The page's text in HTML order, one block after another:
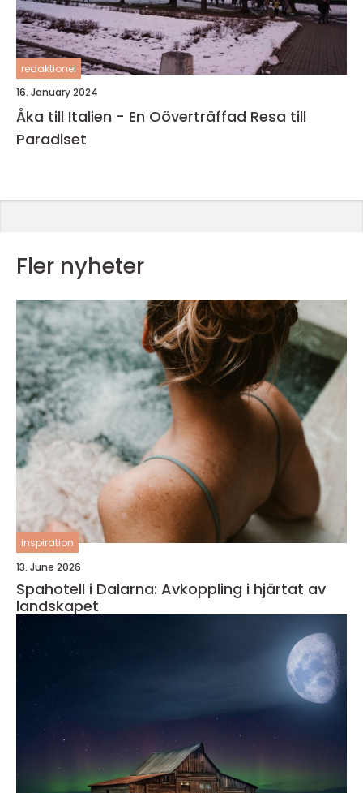
redaktionel
16. January 2024
Åka till Italien - En Oöverträffad Resa till
Paradiset
Fler nyheter
inspiration
13. June 2026
Spahotell i Dalarna: Avkoppling i hjärtat av
landskapet